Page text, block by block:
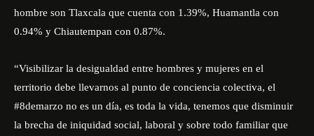
hombre son Tlaxcala que cuenta con 1.39%, Huamantla con
0.94% y Chiautempan con 0.87%.
“Visibilizar la desigualdad entre hombres y mujeres en el
territorio debe llevarnos al punto de conciencia colectiva, el
#8demarzo no es un día, es toda la vida, tenemos que disminuir
la brecha de iniquidad social, laboral y sobre todo familiar que